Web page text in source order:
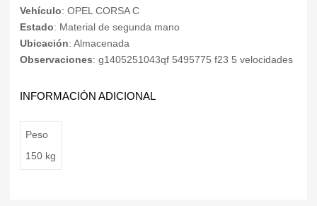
Vehículo: OPEL CORSA C
Estado: Material de segunda mano
Ubicación: Almacenada
Observaciones: g1405251043qf 5495775 f23 5 velocidades
INFORMACIÓN ADICIONAL
Peso
150 kg